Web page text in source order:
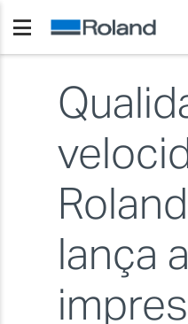
lança